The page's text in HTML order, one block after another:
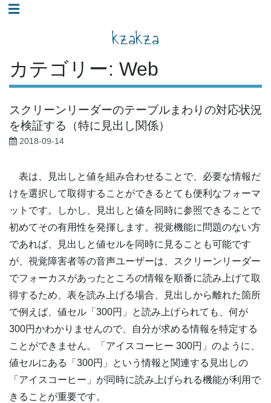
コ☰
kzakza
カテゴリー: Web
スクリーンリーダーのテーブルまわりの対応状況
を検証する（特に見出し関係）
2018-09-14
表は、見出しと値を組み合わせることで、必要な情報だ
けを選択して取得することができるとても便利なフォーマ
ットです。しかし、見出しと値を同時に参照できることで
初めてその有用性を発揮します。視覚機能に問題のない方
であれば、見出しと値セルを同時に見ることも可能です
が、視覚障害者等の音声ユーザーは、スクリーンリーダー
でフォーカスがあったところの情報を順番に読み上げて取
得するため、表を読み上げる場合、見出しから離れた箇所
で例えば、値セル「300円」と読み上げられても、何が
300円かわかりませんので、自分が求める情報を特定する
ことができません。「アイスコーヒー 300円」のように、
値セルにある「300円」という情報と関連する見出しの
「アイスコーヒー」が同時に読み上げられる機能が利用で
きることが重要です。